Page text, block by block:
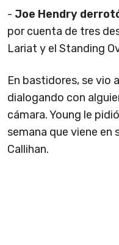
- Joe Hendry
por cuenta de tres
Lariat y el Standing
En bastidores, se vio
dialogando con
cámara. Young le
semana que viene
Callihan.